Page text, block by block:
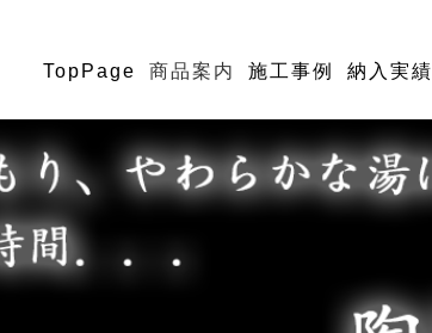
TopPage 商品案内 施工事例 納入実績